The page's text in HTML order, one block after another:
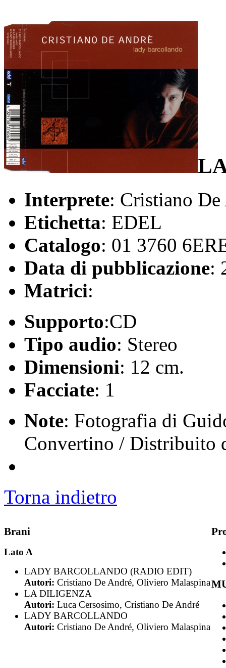
Interprete: Cristiano De
Etichetta: EDEL
Catalogo: 01 3760
Data di pubblicazione:
Matrici:
Supporto:CD
Tipo audio: Stereo
Dimensioni: 12 cm.
Facciate: 1
Note: Fotografia di
Convertino / Distribuito
Torna indietro
Brani
Lato A
LADY BARCOLLANDO (RADIO EDIT)
Autori: Cristiano De André, Oliviero Malaspina
LA DILIGENZA
Autori: Luca Cersosimo, Cristiano De André
LADY BARCOLLANDO
Autori: Cristiano De André, Oliviero Malaspina